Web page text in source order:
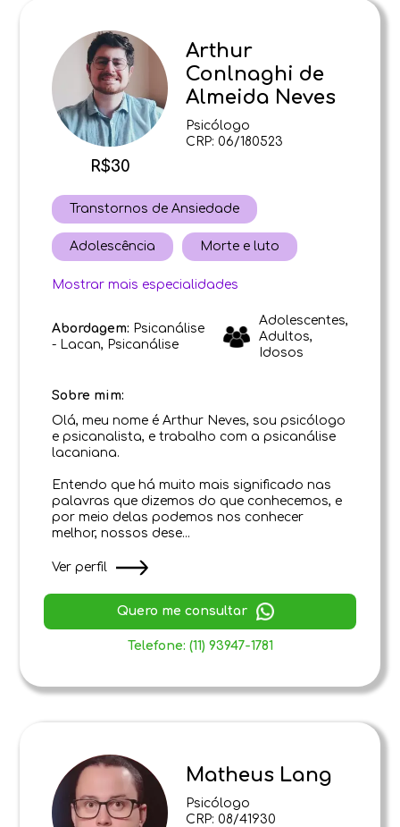
R$30
Arthur
Conlnaghi de
Almeida Neves
Psicólogo
CRP: 06/180523
Transtornos de Ansiedade
Adolescência Morte e luto
Mostrar mais especialidades
Abordagem: Psicanálise
- Lacan, Psicanálise
Adolescentes,
Adultos,
Idosos
Sobre mim:
Olá, meu nome é Arthur Neves, sou psicólogo
e psicanalista, e trabalho com a psicanálise
lacaniana.
Entendo que há muito mais significado nas
palavras que dizemos do que conhecemos, e
por meio delas podemos nos conhecer
melhor, nossos dese...
Ver perfil
Quero me consultar
Telefone: (11) 93947-1781
Matheus Lang
Psicólogo
CRP: 08/41930